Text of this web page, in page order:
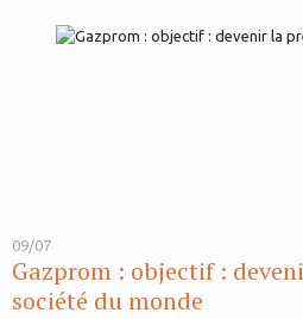
09/07
Gazprom : objectif :
société du monde